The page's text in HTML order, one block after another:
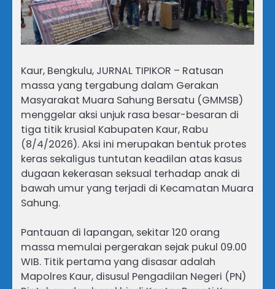
Kaur, Bengkulu, JURNAL TIPIKOR – Ratusan
massa yang tergabung dalam Gerakan
Masyarakat Muara Sahung Bersatu (GMMSB)
menggelar aksi unjuk rasa besar-besaran di
tiga titik krusial Kabupaten Kaur, Rabu
(8/4/2026). Aksi ini merupakan bentuk protes
keras sekaligus tuntutan keadilan atas kasus
dugaan kekerasan seksual terhadap anak di
bawah umur yang terjadi di Kecamatan Muara
Sahung.
Pantauan di lapangan, sekitar 120 orang
massa memulai pergerakan sejak pukul 09.00
WIB. Titik pertama yang disasar adalah
Mapolres Kaur, disusul Pengadilan Negeri (PN)